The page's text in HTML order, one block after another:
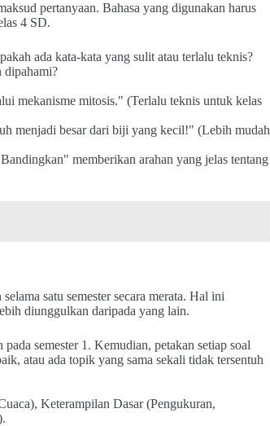
pertanyaan. Bahasa yang digunakan harus
4 SD.
ada kata-kata yang sulit atau terlalu teknis?
dipahami?
mekanisme mitosis." (Terlalu teknis untuk kelas
menjadi besar dari biji yang kecil!" (Lebih mudah
memberikan arahan yang jelas tentang
satu semester secara merata. Hal ini
diunggulkan daripada yang lain.
semester 1. Kemudian, petakan setiap soal
atau ada topik yang sama sekali tidak tersentuh
Keterampilan Dasar (Pengukuran,